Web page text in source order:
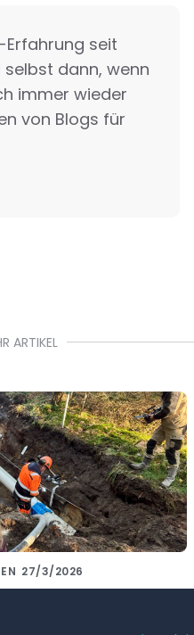
seit
dann, wenn
immer wieder
von Blogs für
ARTIKEL
27/3/2026